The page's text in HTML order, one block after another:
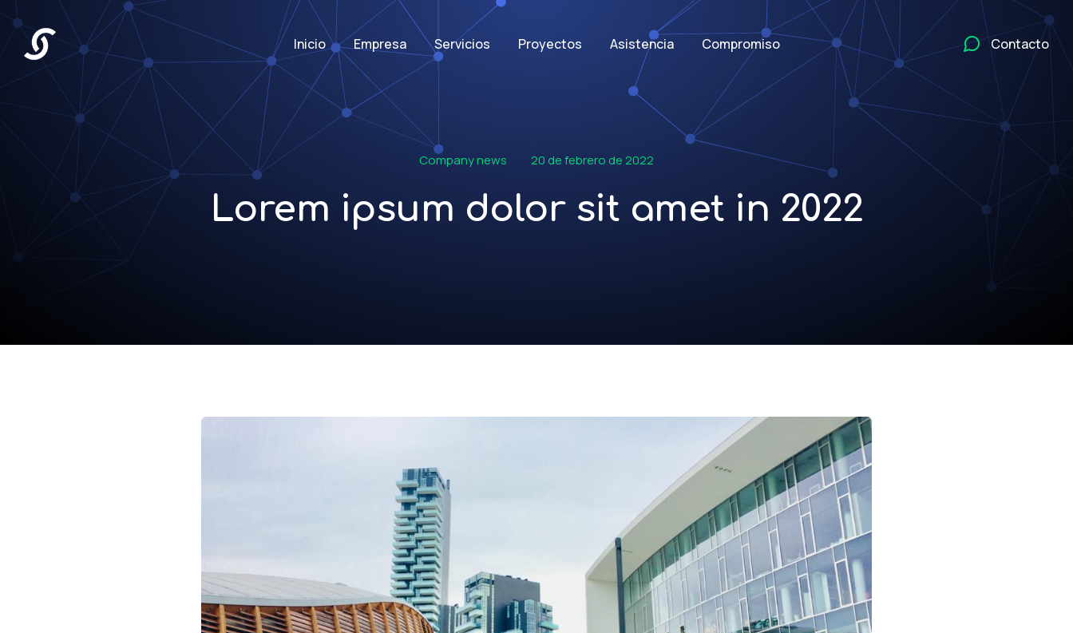
Inicio Empresa Servicios Proyectos Asistencia Compromiso Contacto
Company news 20 de febrero de 2022
Lorem ipsum dolor sit amet in 2022